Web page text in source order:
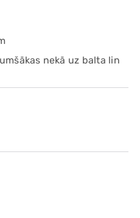
nekā uz balta lin